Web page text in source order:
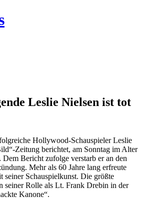
Leslie Nielsen ist tot
Hollywood-Schauspieler Leslie
Zeitung berichtet, am Sonntag im Alter
Bericht zufolge verstarb er an den
Mehr als 60 Jahre lang erfreute
seiner Schauspielkunst. Die größte
seiner Rolle als Lt. Frank Drebin in der
Kanone“.